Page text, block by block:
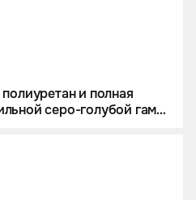
и полная
серо-голубой гамме